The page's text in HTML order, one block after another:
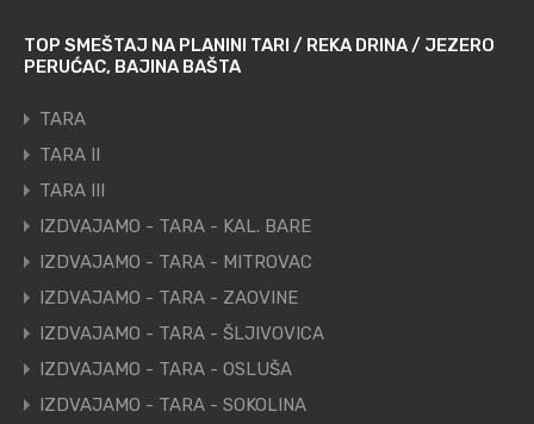
TOP SMEŠTAJ NA PLANINI TARI / REKA DRINA / JEZERO
PERUĆAC, BAJINA BAŠTA
TARA
TARA II
TARA III
IZDVAJAMO - TARA - KAL. BARE
IZDVAJAMO - TARA - MITROVAC
IZDVAJAMO - TARA - ZAOVINE
IZDVAJAMO - TARA - ŠLJIVOVICA
IZDVAJAMO - TARA - OSLUŠA
IZDVAJAMO - TARA - SOKOLINA